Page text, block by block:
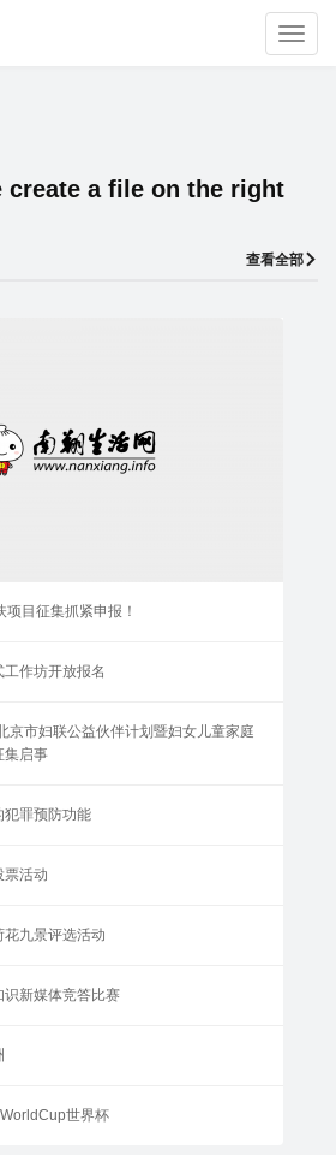
create a file on the right
查看全部
目征集抓紧申报！
工作坊开放报名
京市妇联公益伙伴计划暨妇女儿童家庭
集启事
犯罪预防功能
票活动
九景评选活动
新媒体竞答比赛
世界杯